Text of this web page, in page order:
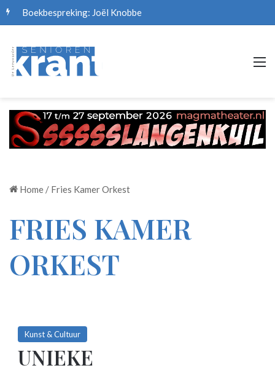
Boekbespreking: Joël Knobbe
Home / Fries Kamer Orkest
FRIES KAMER
ORKEST
Kunst & Cultuur
UNIEKE